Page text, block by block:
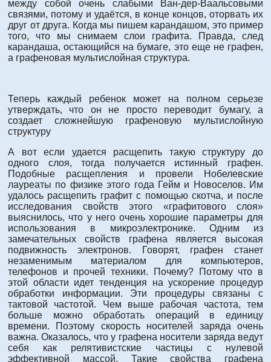
между собой очень слабыми Ван-дер-Ваальсовыми
связями, потому и удаётся, в конце концов, оторвать их
друг от друга. Когда мы пишем карандашом, это пример
того, что мы снимаем слои графита. Правда, след
карандаша, остающийся на бумаге, это еще не графен,
а графеновая мультислойная структура.
Теперь каждый ребенок может на полном серьезе
утверждать, что он не просто переводит бумагу, а
создает сложнейшую графеновую мультислойную
структуру
А вот если удается расщепить такую структуру до
одного слоя, тогда получается истинный графен.
Подобные расщепления и провели Нобелевские
лауреаты по физике этого года Гейм и Новоселов. Им
удалось расщепить графит с помощью скотча, и после
исследования свойств этого «графитового слоя»
выяснилось, что у него очень хорошие параметры для
использования в микроэлектронике. Одним из
замечательных свойств графена является высокая
подвижность электронов. Говорят, графен станет
незаменимым материалом для компьютеров,
телефонов и прочей техники. Почему? Потому что в
этой области идет тенденция на ускорение процедур
обработки информации. Эти процедуры связаны с
тактовой частотой. Чем выше рабочая частота, тем
больше можно обработать операций в единицу
времени. Поэтому скорость носителей заряда очень
важна. Оказалось, что у графена носители заряда ведут
себя как релятивистские частицы с нулевой
эффективной массой. Такие свойства графена